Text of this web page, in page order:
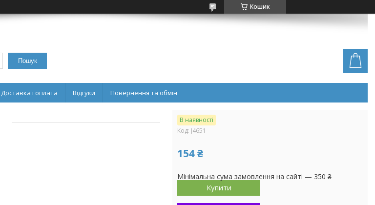
Кошик
Пошук
Доставка і оплата Відгуки Повернення та обмін
В наявності
Код: J4651
154 ₴
Мінімальна сума замовлення на сайті — 350 ₴
Купити